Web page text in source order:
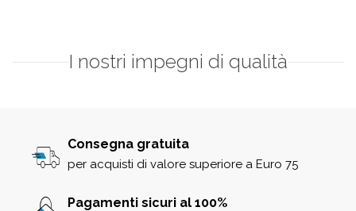
I nostri impegni di qualità
Consegna gratuita
per acquisti di valore superiore a Euro 75
Pagamenti sicuri al 100%